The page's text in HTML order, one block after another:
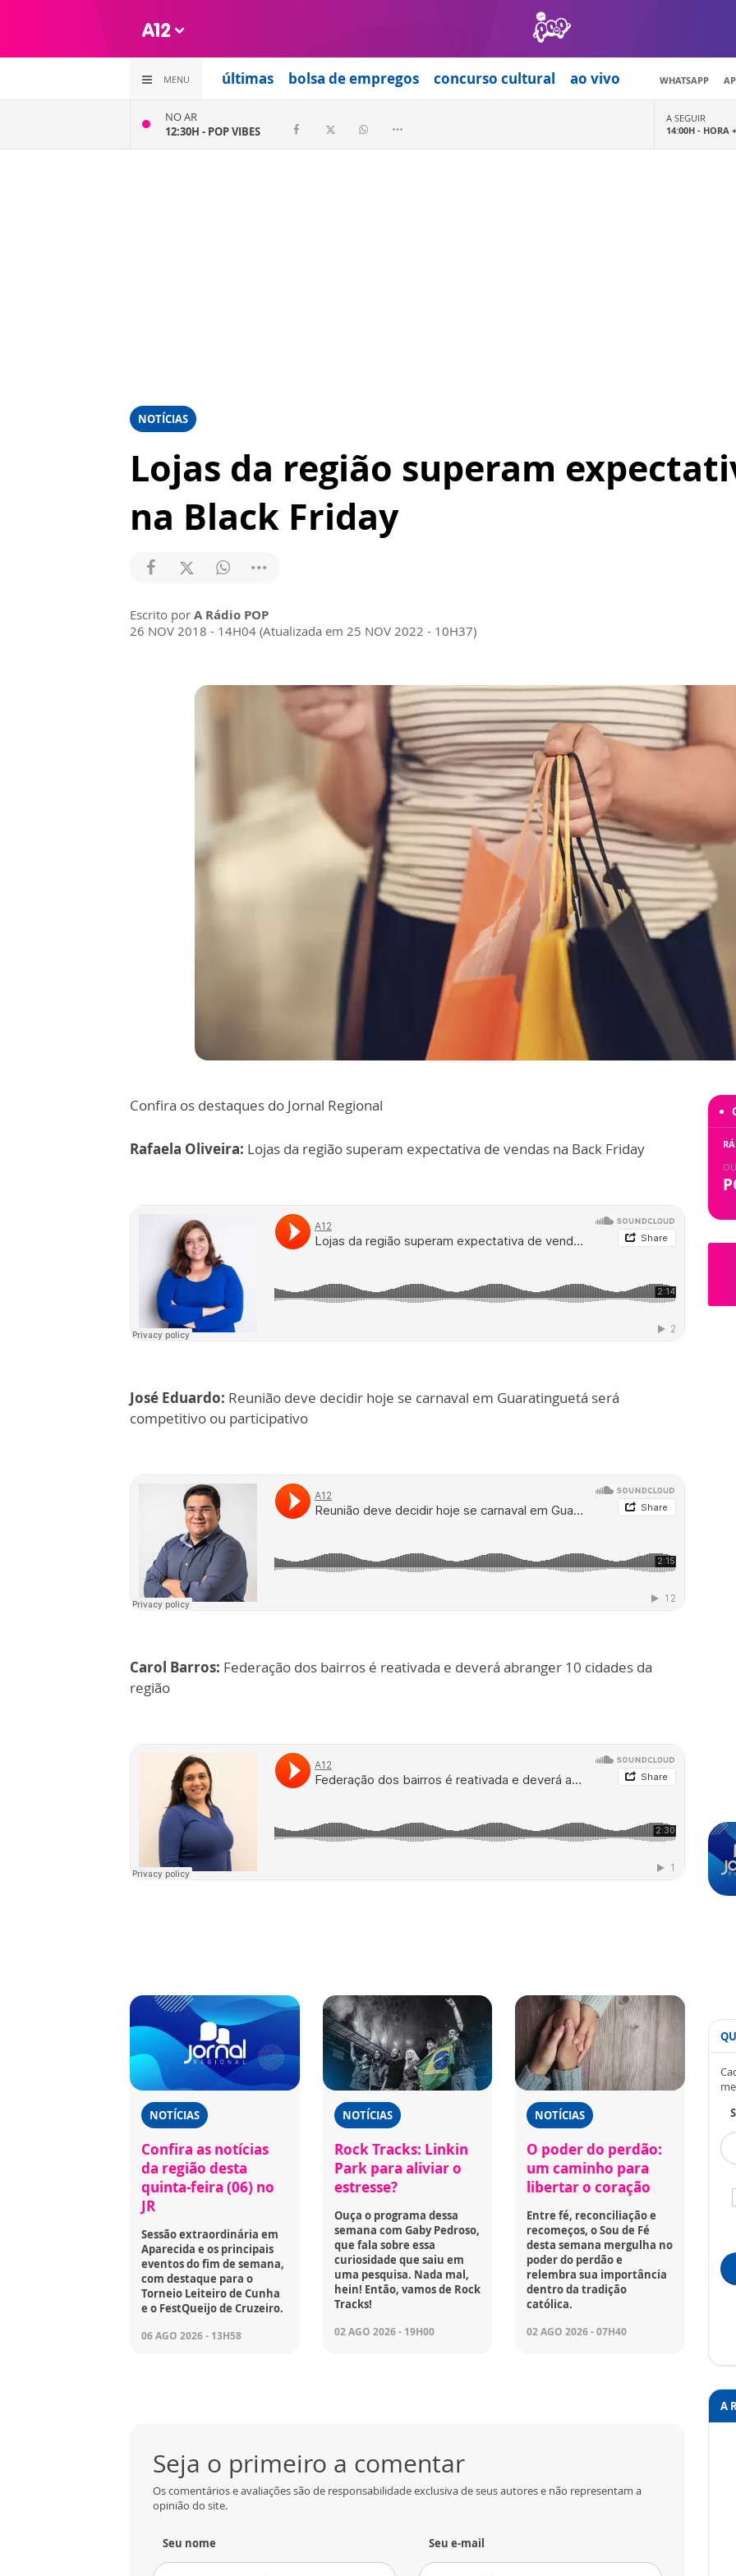
MENU últimas bolsa de empregos concurso cultural ao vivo WHATSAPP
NO AR
12:30H - POP VIBES
A SEGUIR
14:00H - HORA +
NOTÍCIAS
Lojas da região superam
na Black Friday
Escrito por A Rádio POP
26 NOV 2018 - 14H04 (Atualizada em 25 NOV 2022 - 10H37)
Confira os destaques do Jornal Regional
Rafaela Oliveira: Lojas da região superam expectativa de vendas na Back Friday
José Eduardo: Reunião deve decidir hoje se carnaval em Guaratinguetá será
competitivo ou participativo
Carol Barros: Federação dos bairros é reativada e deverá abranger 10 cidades da
região
NOTÍCIAS
Confira as notícias
da região desta
quinta-feira (06) no
JR
Sessão extraordinária em
Aparecida e os principais
eventos do fim de semana,
com destaque para o
Torneio Leiteiro de Cunha
e o FestQueijo de Cruzeiro.
06 AGO 2026 - 13H58
NOTÍCIAS
Rock Tracks: Linkin
Park para aliviar o
estresse?
Ouça o programa dessa
semana com Gaby Pedroso,
que fala sobre essa
curiosidade que saiu em
uma pesquisa. Nada mal,
hein! Então, vamos de Rock
Tracks!
02 AGO 2026 - 19H00
NOTÍCIAS
O poder do perdão:
um caminho para
libertar o coração
Entre fé, reconciliação e
recomeços, o Sou de Fé
desta semana mergulha no
poder do perdão e
relembra sua importância
dentro da tradição
católica.
02 AGO 2026 - 07H40
Seja o primeiro a comentar
Os comentários e avaliações são de responsabilidade exclusiva de seus autores e não representam a
opinião do site.
Seu nome Seu e-mail
A